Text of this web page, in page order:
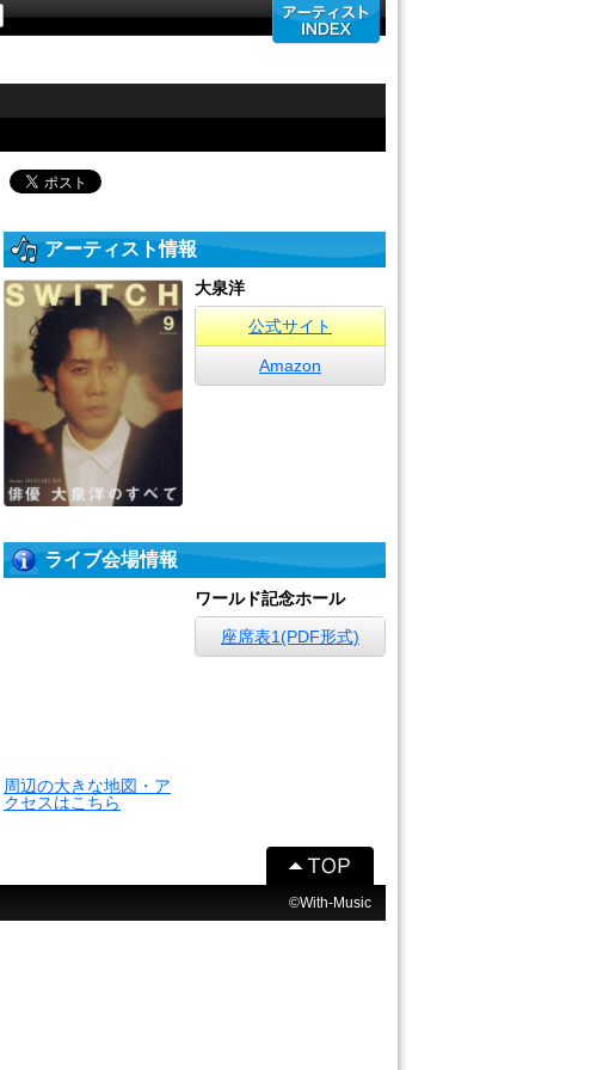
アーティスト情報
大泉洋
公式サイト
Amazon
ライブ会場情報
周辺の大きな地図・ア
クセスはこちら
ワールド記念ホール
座席表1(PDF形式)
©With-Music